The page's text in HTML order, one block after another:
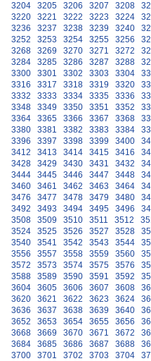
3204
3205 3206 3207 3208
3220
3221 3222 3223 3224
3236
3237 3238 3239 3240
3252
3253 3254 3255 3256
3268
3269 3270 3271 3272
3284
3285 3286 3287 3288
3300
3301 3302 3303 3304
3316
3317 3318 3319 3320
3332
3333 3334 3335 3336
3348
3349 3350 3351 3352
3364
3365 3366 3367 3368
3380
3381 3382 3383 3384
3396
3397 3398 3399 3400
3412
3413 3414 3415 3416
3428
3429 3430 3431 3432
3444
3445 3446 3447 3448
3460
3461 3462 3463 3464
3476
3477 3478 3479 3480
3492
3493 3494 3495 3496
3508
3509 3510 3511 3512
3524
3525 3526 3527 3528
3540
3541 3542 3543 3544
3556
3557 3558 3559 3560
3572
3573 3574 3575 3576
3588
3589 3590 3591 3592
3604
3605 3606 3607 3608
3620
3621 3622 3623 3624
3636
3637 3638 3639 3640
3652
3653 3654 3655 3656
3668
3669 3670 3671 3672
3684
3685 3686 3687 3688
3700
3701 3702 3703 3704